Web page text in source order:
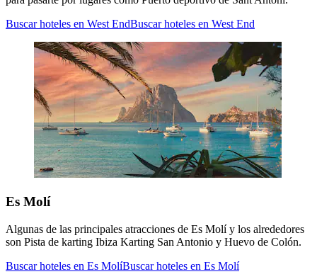
Buscar hoteles en West EndBuscar hoteles en West End
Es Molí
Algunas de las principales atracciones de Es Molí y los alrededores
son Pista de karting Ibiza Karting San Antonio y Huevo de Colón.
Buscar hoteles en Es MolíBuscar hoteles en Es Molí